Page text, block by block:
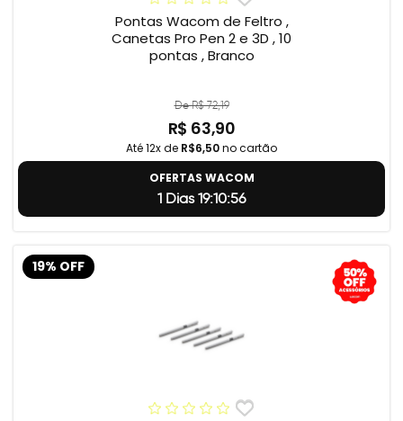
Pontas Wacom de Feltro ,
Canetas Pro Pen 2 e 3D , 10
pontas , Branco
De R$ 72,19
R$ 63,90
Até 12x de R$6,50no cartão
OFERTAS WACOM
1 Dias 19:10:55
19% OFF